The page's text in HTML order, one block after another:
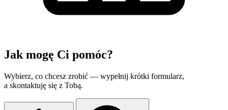
Jak mogę Ci pomóc?
Wybierz, co chcesz zrobić — wypełnij krótki formularz,
a skontaktuję się z Tobą.